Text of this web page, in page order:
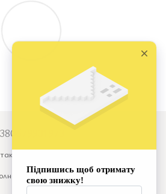
информация
версия сайта